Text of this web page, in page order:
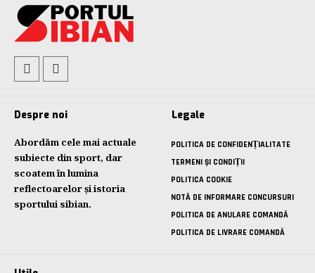
Despre noi
Abordăm cele mai actuale
subiecte din sport, dar
scoatem în lumina
reflectoarelor și istoria
sportului sibian.
Legale
POLITICA DE CONFIDENȚIALITATE
TERMENI ȘI CONDIȚII
POLITICA COOKIE
NOTĂ DE INFORMARE CONCURSURI
POLITICA DE ANULARE COMANDĂ
POLITICA DE LIVRARE COMANDĂ